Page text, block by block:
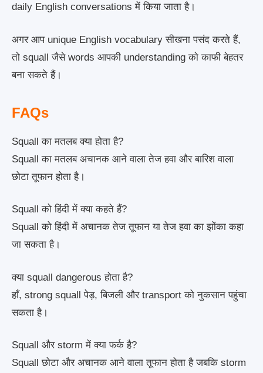
daily English conversations में किया जाता है।
अगर आप unique English vocabulary सीखना पसंद करते हैं,
तो squall जैसे words आपकी understanding को काफी बेहतर
बना सकते हैं।
FAQs
Squall का मतलब क्या होता है?
Squall का मतलब अचानक आने वाला तेज हवा और बारिश वाला
छोटा तूफान होता है।
Squall को हिंदी में क्या कहते हैं?
Squall को हिंदी में अचानक तेज तूफान या तेज हवा का झोंका कहा
जा सकता है।
क्या squall dangerous होता है?
हाँ, strong squall पेड़, बिजली और transport को नुकसान पहुंचा
सकता है।
Squall और storm में क्या फर्क है?
Squall छोटा और अचानक आने वाला तूफान होता है जबकि storm